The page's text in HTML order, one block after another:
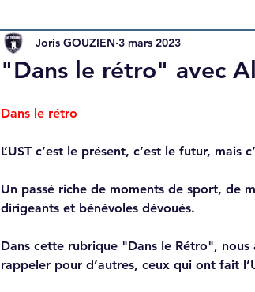
Partenaires Presse Dans le rétro
"Dans le rétro" avec
Joris GOUZIEN 3 mars 2023
Dans le rétro
L’UST c’est le présent, c’est le futur, mais
Un passé riche de moments de sport, de
dirigeants et bénévoles dévoués.
Dans cette rubrique "Dans le Rétro",
rappeler pour d’autres, ceux qui ont fait